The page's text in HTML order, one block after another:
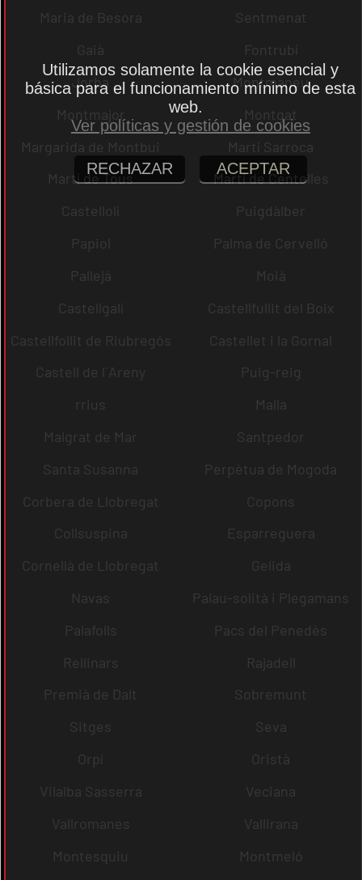
Maria de Besora
Sentmenat
Gaià
Fontrubí
Jorba
Montmaneu
Montmajor
Montgat
Margarida de Montbui
Martí Sarroca
Martí de Tous
Martí de Centelles
Castellolí
Puigdàlber
Papiol
Palma de Cervelló
Pallejà
Moià
Castellgalí
Castellfullit del Boix
Castellfollit de Riubregós
Castellet i la Gornal
Castell de l´Areny
Puig-reig
rrius
Malla
Malgrat de Mar
Santpedor
Santa Susanna
Perpètua de Mogoda
Corbera de Llobregat
Copons
Collsuspina
Esparreguera
Cornellà de Llobregat
Gelida
Navas
Palau-solità i Plegamans
Palafolls
Pacs del Penedès
Rellinars
Rajadell
Premià de Dalt
Sobremunt
Sitges
Seva
Orpí
Oristà
Vilalba Sasserra
Veciana
Vallromanes
Vallirana
Montesquiu
Montmeló
Utilizamos solamente la cookie esencial y
básica para el funcionamiento mínimo de esta
web.
Ver políticas y gestión de cookies
RECHAZAR ACEPTAR